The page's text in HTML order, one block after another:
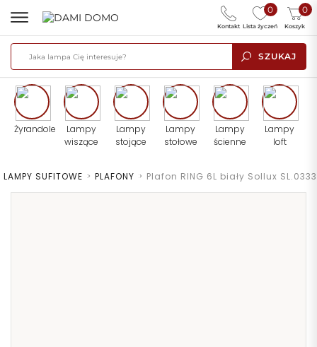
SZUKAJ
0
Lista życzeń
0
Koszyk
Kontakt
Żyrandole
Lampy
wiszące
Lampy
stojące
Lampy
stołowe
Lampy
ścienne
Lampy
loft
LAMPY SUFITOWE > PLAFONY > Plafon RING 6L biały Sollux SL.0333